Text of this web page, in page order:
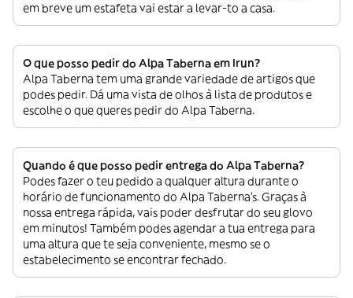
em breve um estafeta vai estar a levar-to a casa.
O que posso pedir do Alpa Taberna em Irun?
Alpa Taberna tem uma grande variedade de artigos que
podes pedir. Dá uma vista de olhos à lista de produtos e
escolhe o que queres pedir do Alpa Taberna.
Quando é que posso pedir entrega do Alpa Taberna?
Podes fazer o teu pedido a qualquer altura durante o
horário de funcionamento do Alpa Taberna’s. Graças à
nossa entrega rápida, vais poder desfrutar do seu glovo
em minutos! Também podes agendar a tua entrega para
uma altura que te seja conveniente, mesmo se o
estabelecimento se encontrar fechado.